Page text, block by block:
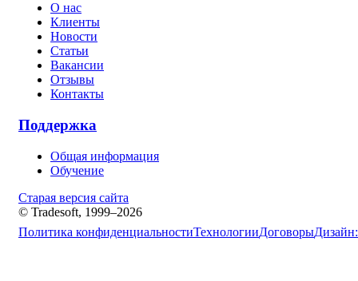
О нас
Клиенты
Новости
Статьи
Вакансии
Отзывы
Контакты
Поддержка
Общая информация
Обучение
Старая версия сайта
© Tradesoft, 1999–2026
Политика конфиденциальностиТехнологииДоговорыДизайн: